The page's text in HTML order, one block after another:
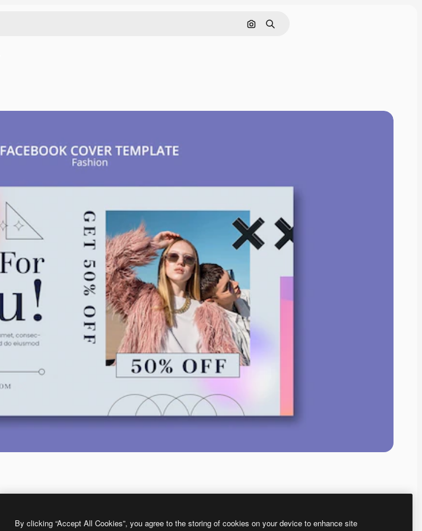
画像で検索
検索
By clicking “Accept All Cookies”, you agree to the storing of cookies on your device to enhance site